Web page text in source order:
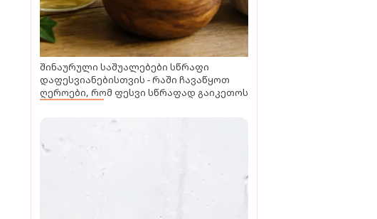
შინაურული საშუალებები სწრაფი
დაფესვიანებისთვის - რაში ჩავაწყოთ
ღეროები, რომ ფესვი სწრაფად გაიკეთოს